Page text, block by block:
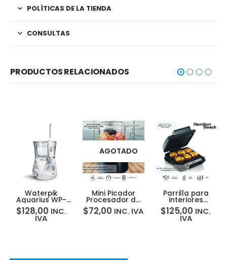
POLÍTICAS DE LA TIENDA
CONSULTAS
PRODUCTOS RELACIONADOS
Waterpik
Aquarius WP-
66X Irrigador
Dental Electrico
$128,00 INC.
IVA
AGOTADO
Mini Picador
Procesador de
Alimentos 3Tzs
Hamilton Beach
$72,00 INC. IVA
Parrilla para
interiores
MultiGrill 3en1
Hamilton Beach
25600 5H00068
$125,00 INC.
IVA